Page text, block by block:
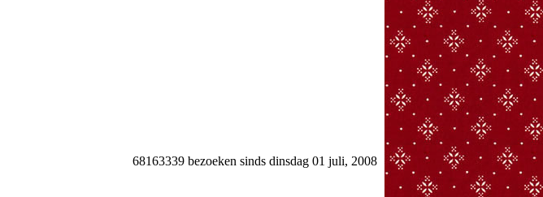
68163339 bezoeken sinds dinsdag 01 juli, 2008